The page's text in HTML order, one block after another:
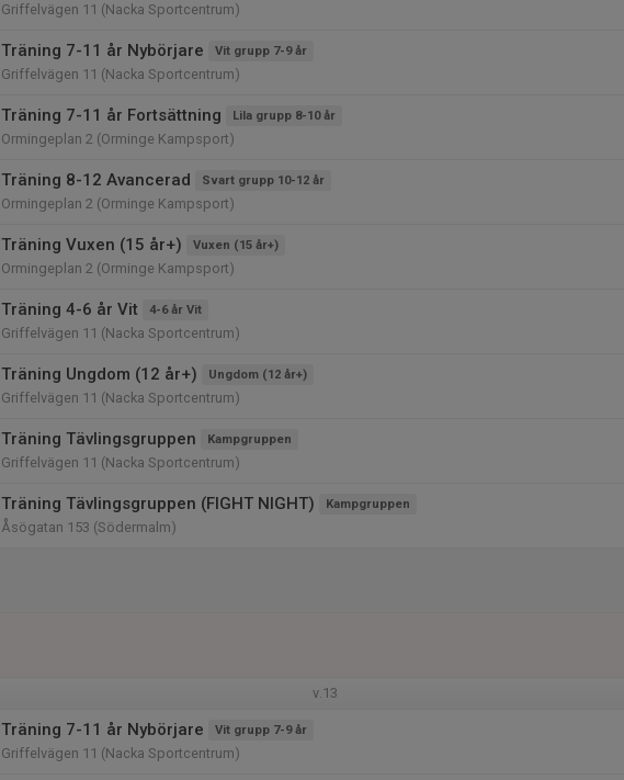
Griffelvägen 11 (Nacka Sportcentrum)
Träning 7-11 år Nybörjare Vit grupp 7-9 år
Griffelvägen 11 (Nacka Sportcentrum)
Träning 7-11 år Fortsättning Lila grupp 8-10 år
Ormingeplan 2 (Orminge Kampsport)
Träning 8-12 Avancerad Svart grupp 10-12 år
Ormingeplan 2 (Orminge Kampsport)
Träning Vuxen (15 år+) Vuxen (15 år+)
Ormingeplan 2 (Orminge Kampsport)
Träning 4-6 år Vit 4-6 år Vit
Griffelvägen 11 (Nacka Sportcentrum)
Träning Ungdom (12 år+) Ungdom (12 år+)
Griffelvägen 11 (Nacka Sportcentrum)
Träning Tävlingsgruppen Kampgruppen
Griffelvägen 11 (Nacka Sportcentrum)
Träning Tävlingsgruppen (FIGHT NIGHT) Kampgruppen
Åsögatan 153 (Södermalm)
v.13
Träning 7-11 år Nybörjare Vit grupp 7-9 år
Griffelvägen 11 (Nacka Sportcentrum)